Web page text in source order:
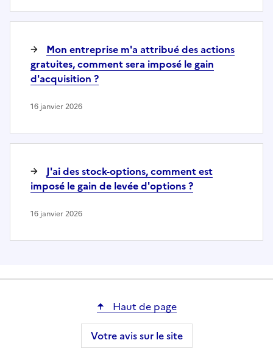
Mon entreprise m'a attribué des actions
gratuites, comment sera imposé le gain
d'acquisition ?
16 janvier 2026
J'ai des stock-options, comment est
imposé le gain de levée d'options ?
16 janvier 2026
Haut de page
Votre avis sur le site